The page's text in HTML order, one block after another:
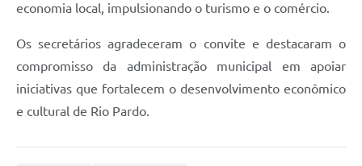
economia local, impulsionando o turismo e o comércio.
Os secretários agradeceram o convite e destacaram o
compromisso da administração municipal em apoiar
iniciativas que fortalecem o desenvolvimento econômico
e cultural de Rio Pardo.